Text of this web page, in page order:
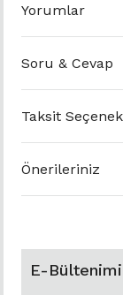
Yorumlar
Soru & Cevap
Taksit
Önerileriniz
E-